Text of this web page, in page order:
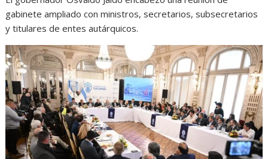
gabinete ampliado con ministros, secretarios, subsecretarios
y titulares de entes autárquicos.